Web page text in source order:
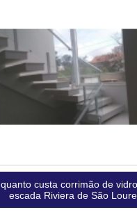
quanto custa corrimão de
escada Riviera de São